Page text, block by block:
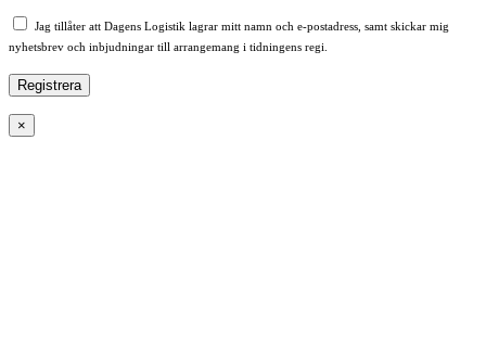
Jag tillåter att Dagens Logistik lagrar mitt namn och e-postadress, samt skickar mig
nyhetsbrev och inbjudningar till arrangemang i tidningens regi.
×